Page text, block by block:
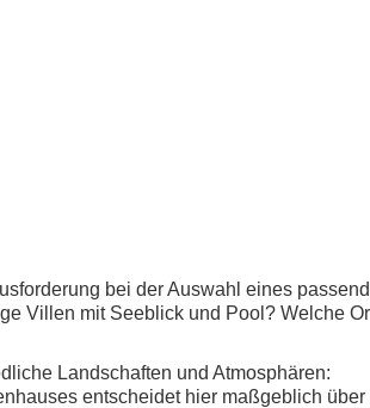
bei der Auswahl eines
Villen mit Seeblick und Pool? Welche
Landschaften und Atmosphären:
entscheidet hier maßgeblich über